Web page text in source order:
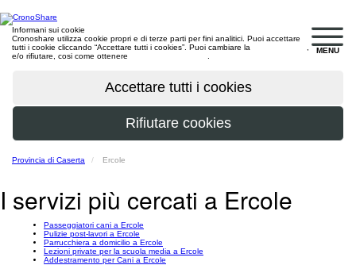
MENU
Informani sui cookie
Cronoshare utilizza cookie propri e di terze parti per fini analitici. Puoi accettare
tutti i cookie cliccando “Accettare tutti i cookies”. Puoi cambiare la
e/o rifiutare, cosi come ottenere
Provincia di Caserta Ercole
I servizi più cercati a Ercole
Passeggiatori cani a Ercole
Pulizie post-lavori a Ercole
Parrucchiera a domicilio a Ercole
Lezioni private per la scuola media a Ercole
Addestramento per Cani a Ercole